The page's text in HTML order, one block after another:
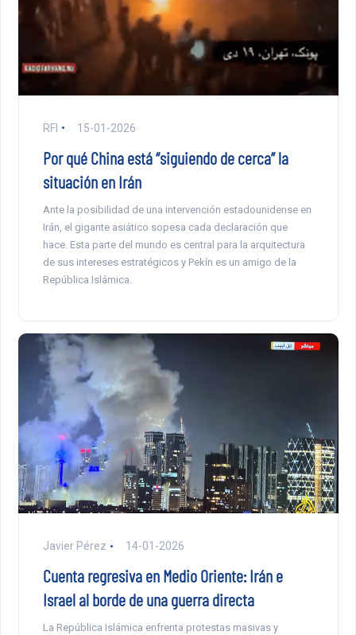
RFI 15-01-2026
Por qué China está “siguiendo de cerca” la
situación en Irán
Ante la posibilidad de una intervención estadounidense en
Irán, el gigante asiático sopesa cada declaración que
hace. Esta parte del mundo es central para la arquitectura
de sus intereses estratégicos y Pekín es un amigo de la
República Islámica.
Javier Pérez 14-01-2026
Cuenta regresiva en Medio Oriente: Irán e
Israel al borde de una guerra directa
La República Islámica enfrenta protestas masivas y